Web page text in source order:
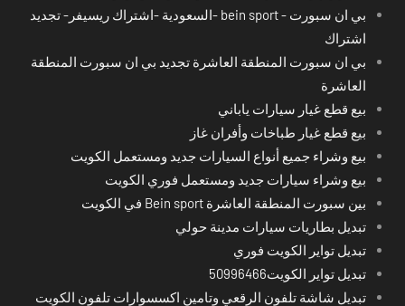
بي ان سبورت - bein sport -السعودية -اشتراك ريسيفر- تجديد
اشتراك
بي ان سبورت المنطقة العاشرة تجديد بي ان سبورت المنطقة
العاشرة
بيع قطع غيار سيارات ياباني
بيع قطع غيار طباخات وأفران غاز
بيع وشراء جميع أنواع السيارات جديد ومستعمل الكويت
بيع وشراء سيارات جديد ومستعمل فوري الكويت
بين سبورت المنطقة العاشرة Bein sport في الكويت
تبديل بطاريات سيارات مدينة حولي
تبديل تواير الكويت فوري
تبديل تواير الكويت50996466
تبديل شاشة تلفون الرقعي وتامين اكسسوارات تلفون الكويت